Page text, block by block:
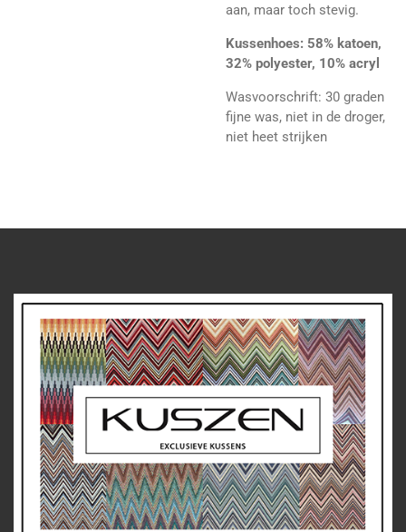
aan, maar toch stevig.
Kussenhoes: 58% katoen,
32% polyester, 10% acryl
Wasvoorschrift: 30 graden
fijne was, niet in de droger,
niet heet strijken